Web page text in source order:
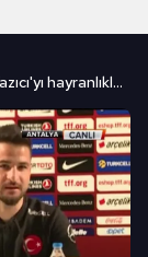
Ömer Ali Şahiner: "Abdülkadir Ömür ve Yusuf Yazıcı'yı hayranlıkla izliyorum"